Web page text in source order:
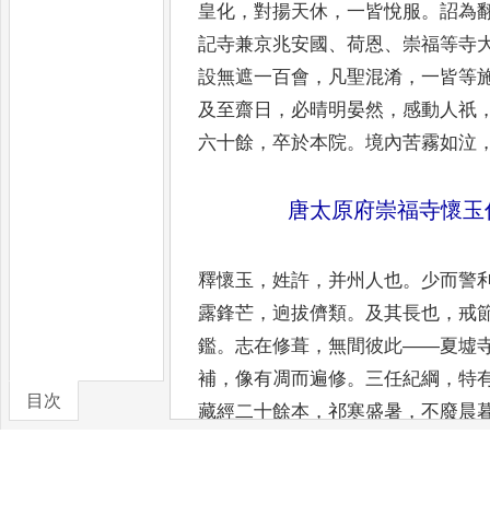
目次
皇化 ，對揚天休 ，一皆悅服。詔為
記寺兼京兆安國 、荷恩、 崇福等寺
設無遮一百會 ， 凡聖混淆 ，一皆等
及 至齋日 ， 必晴明晏然 ， 感動人祇
六十餘 ，卒於本院。境內苦霧如泣
唐太原府崇福寺懷玉
釋懷玉 ，姓許 ， 并州人也。 少而警
露鋒芒 ，逈拔儕類。 及其長也 ，戒
鑑。志在修葺 ，無間彼此——夏墟
補 ，像有凋而遍修。三任紀綱 ，特
藏經二十餘本 ，祁寒盛暑 ，不廢晨